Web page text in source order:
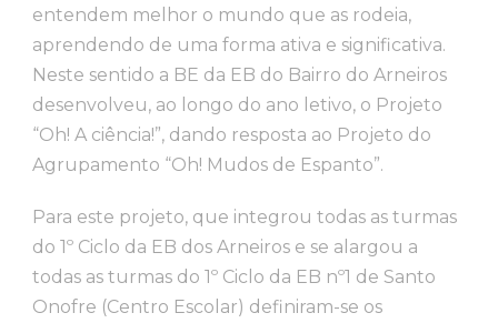
entendem melhor o mundo que as rodeia,
aprendendo de uma forma ativa e significativa.
Neste sentido a BE da EB do Bairro do Arneiros
desenvolveu, ao longo do ano letivo, o Projeto
“Oh! A ciência!”, dando resposta ao Projeto do
Agrupamento “Oh! Mudos de Espanto”.
Para este projeto, que integrou todas as turmas
do 1º Ciclo da EB dos Arneiros e se alargou a
todas as turmas do 1º Ciclo da EB nº1 de Santo
Onofre (Centro Escolar) definiram-se os